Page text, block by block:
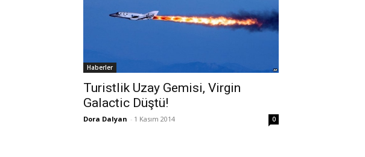
Haberler
Turistlik Uzay Gemisi, Virgin
Galactic Düştü!
Dora Dalyan - 1 Kasım 2014 0